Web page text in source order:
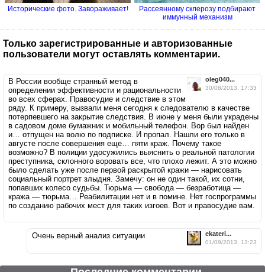
Исторические фото. Завораживает!
Рассеянному склерозу подбирают
иммунный механизм
Только зарегистрированные и авторизованные
пользователи могут оставлять комментарии.
oleg040...
30/08/2013, 17:33
В России вообще странный метод в
определении эффективности и рациональности
во всех сферах. Правосудие и следствие в этом
ряду. К примеру, вызвали меня сегодня к следователю в качестве
потерпевшего на закрытие следствия. В июне у меня были украдены
в садовом доме бумажник и мобильный телефон. Вор был найден
и… отпущен на волю по подписке. И пропал. Нашли его только в
августе после совершения еще… пяти краж. Почему такое
возможно? В полиции удосужились выяснить о реальной патологии
преступника, склонного воровать все, что плохо лежит. А это можно
было сделать уже после первой раскрытой кражи — нарисовать
социальный портрет злыдня. Замечу: он не один такой, их сотни,
попавших колесо судьбы. Тюрьма — свобода — безработица —
кража — тюрьма… Реабилитации нет и в помине. Нет госпрограммы
по созданию рабочих мест для таких изгоев. Вот и правосудие вам.
ekateri...
01/09/2013, 13:23
Очень верный анализ ситуации